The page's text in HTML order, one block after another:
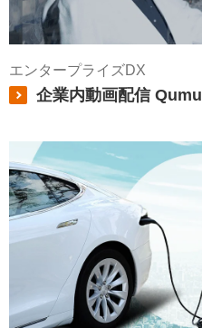
エンタープライズDX
企業内動画配信 Qumu